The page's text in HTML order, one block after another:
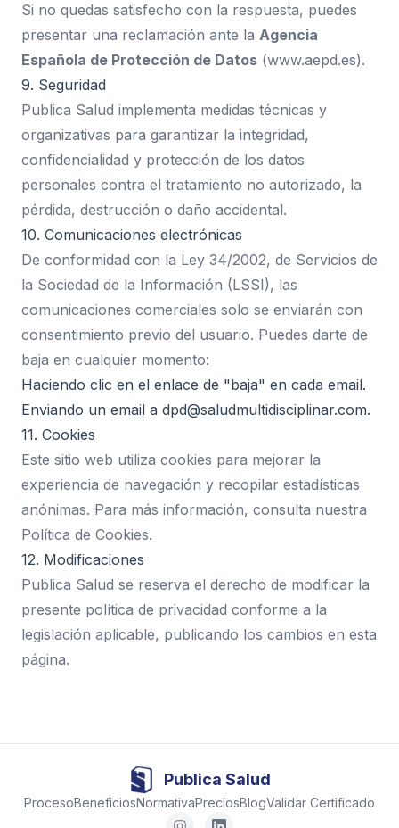
Si no quedas satisfecho con la respuesta, puedes
presentar una reclamación ante la Agencia
Española de Protección de Datos (www.aepd.es).
9. Seguridad
Publica Salud implementa medidas técnicas y
organizativas para garantizar la integridad,
confidencialidad y protección de los datos
personales contra el tratamiento no autorizado, la
pérdida, destrucción o daño accidental.
10. Comunicaciones electrónicas
De conformidad con la Ley 34/2002, de Servicios de
la Sociedad de la Información (LSSI), las
comunicaciones comerciales solo se enviarán con
consentimiento previo del usuario. Puedes darte de
baja en cualquier momento:
Haciendo clic en el enlace de "baja" en cada email.
Enviando un email a dpd@saludmultidisciplinar.com.
11. Cookies
Este sitio web utiliza cookies para mejorar la
experiencia de navegación y recopilar estadísticas
anónimas. Para más información, consulta nuestra
Política de Cookies.
12. Modificaciones
Publica Salud se reserva el derecho de modificar la
presente política de privacidad conforme a la
legislación aplicable, publicando los cambios en esta
página.
Publica Salud
ProcesoBeneficiosNormativaPreciosBlogValidar Certificado